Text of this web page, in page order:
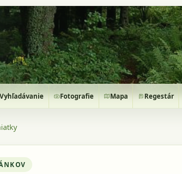
Vyhľadávanie Fotografie Mapa Regestár